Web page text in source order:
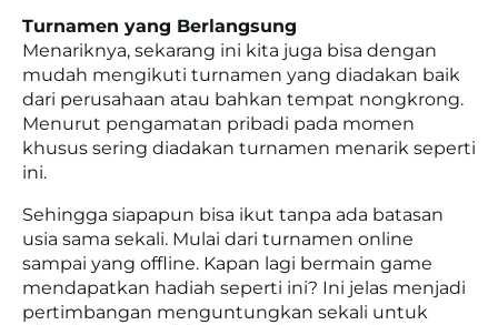
Turnamen yang Berlangsung
Menariknya, sekarang ini kita juga bisa dengan
mudah mengikuti turnamen yang diadakan baik
dari perusahaan atau bahkan tempat nongkrong.
Menurut pengamatan pribadi pada momen
khusus sering diadakan turnamen menarik seperti
ini.
Sehingga siapapun bisa ikut tanpa ada batasan
usia sama sekali. Mulai dari turnamen online
sampai yang offline. Kapan lagi bermain game
mendapatkan hadiah seperti ini? Ini jelas menjadi
pertimbangan menguntungkan sekali untuk